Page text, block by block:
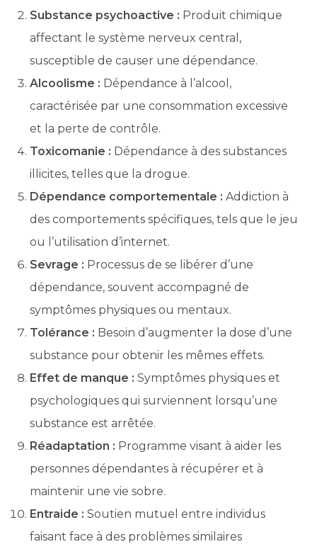
Substance psychoactive : Produit chimique
affectant le système nerveux central,
susceptible de causer une dépendance.
Alcoolisme : Dépendance à l’alcool,
caractérisée par une consommation excessive
et la perte de contrôle.
Toxicomanie : Dépendance à des substances
illicites, telles que la drogue.
Dépendance comportementale : Addiction à
des comportements spécifiques, tels que le jeu
ou l’utilisation d’internet.
Sevrage : Processus de se libérer d’une
dépendance, souvent accompagné de
symptômes physiques ou mentaux.
Tolérance : Besoin d’augmenter la dose d’une
substance pour obtenir les mêmes effets.
Effet de manque : Symptômes physiques et
psychologiques qui surviennent lorsqu’une
substance est arrêtée.
Réadaptation : Programme visant à aider les
personnes dépendantes à récupérer et à
maintenir une vie sobre.
Entraide : Soutien mutuel entre individus
faisant face à des problèmes similaires